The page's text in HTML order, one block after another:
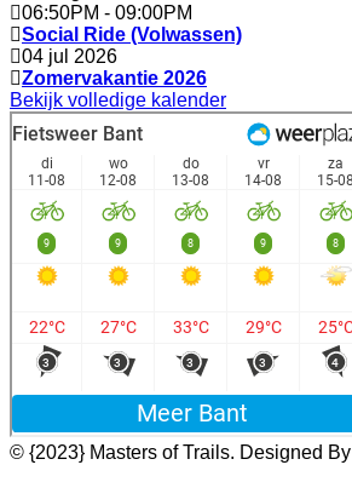
06:50PM - 09:00PM
Social Ride (Volwassen)
04 jul 2026
Zomervakantie 2026
Bekijk volledige kalender
© {2023} Masters of Trails. Designed By